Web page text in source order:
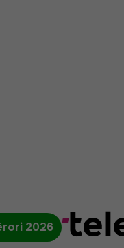
2026